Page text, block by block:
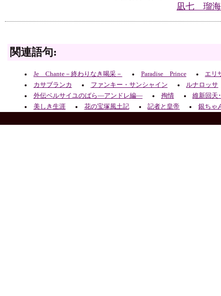
凪七 瑠海
関連語句:
Je Chante－終わりなき喝采－ Paradise Prince
エリ
カサブランカ
ファンキー・サンシャイン
ルナロッサ
外伝ベルサイユのばら―アンドレ編―
殉情
維新回天
美しき生涯
花の宝塚風土記 記者と皇帝 銀ちゃ